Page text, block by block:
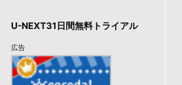
ブ
U-NEXT31日間無料トライアル
広告